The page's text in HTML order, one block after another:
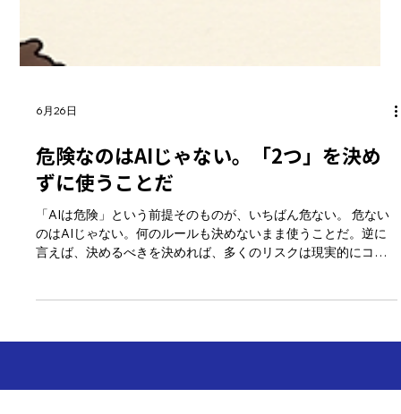
6月26日
危険なのはAIじゃない。「2つ」を決め
ずに使うことだ
トロールできる。 論点はだいたい2つに割れる。入力したデータ